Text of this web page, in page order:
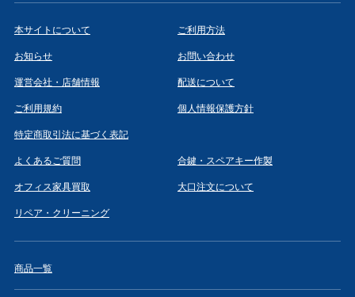
本サイトについて ご利用方法
お知らせ お問い合わせ
運営会社・店舗情報 配送について
ご利用規約 個人情報保護方針
特定商取引法に基づく表記
よくあるご質問 合鍵・スペアキー作製
オフィス家具買取 大口注文について
リペア・クリーニング
商品一覧